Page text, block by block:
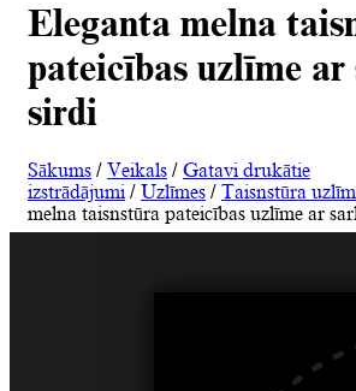
Eleganta melna
pateicības uzlīme ar
sirdi
Sākums / Veikals / Gatavi drukātie
izstrādājumi / Uzlīmes / Taisnstūra
melna taisnstūra pateicības uzlīme ar